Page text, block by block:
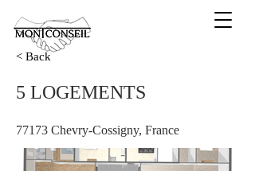
< Back
5 LOGEMENTS
77173 Chevry-Cossigny, France